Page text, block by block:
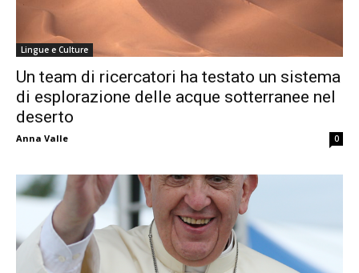
Lingue e Culture
Un team di ricercatori ha testato un sistema
di esplorazione delle acque sotterranee nel
deserto
Anna Valle 0